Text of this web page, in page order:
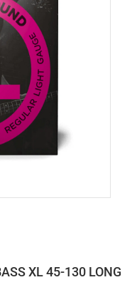
XL 45-130 LONG